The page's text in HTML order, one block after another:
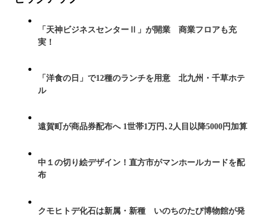
「天神ビジネスセンターⅡ」が開業 商業フロアも充
実！
「洋食の日」で12種のランチを用意 北九州・千草ホテ
ル
遠賀町が商品券配布へ 1世帯1万円､2人目以降5000円加算
中１の切り絵デザイン！直方市がマンホールカードを配
布
クモヒトデ化石は新属・新種 いのちのたび博物館が発